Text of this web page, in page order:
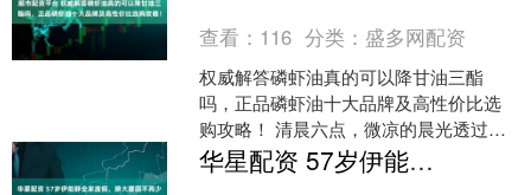
查看： 116 分类： 盛多网配资
权威解答磷虾油真的可以降甘油三酯
吗，正品磷虾油十大品牌及高性价比选
购攻略！ 清晨六点，微凉的晨光透过厨
房纱帘，在李女士手中的体检报告上投
下淡淡光斑。"甘油三酯偏....
华星配资 57岁伊能静全家度假，膀大腰圆不再少女，9岁米粒手机不离手